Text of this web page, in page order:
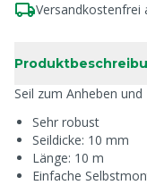
Versandkostenfrei
Seil zum Anheben
Sehr robust
Seildicke: 10 mm
Länge: 10 m
Einfache